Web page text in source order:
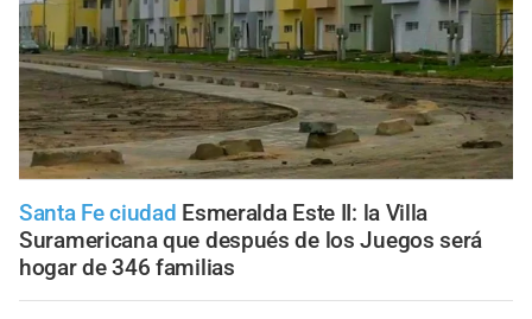
Santa Fe ciudad Esmeralda Este II: la Villa
Suramericana que después de los Juegos será
hogar de 346 familias